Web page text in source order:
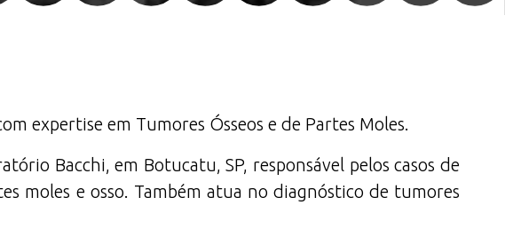
expertise em Tumores Ósseos e de Partes Moles.
Bacchi, em Botucatu, SP, responsável pelos casos de
moles e osso. Também atua no diagnóstico de tumores